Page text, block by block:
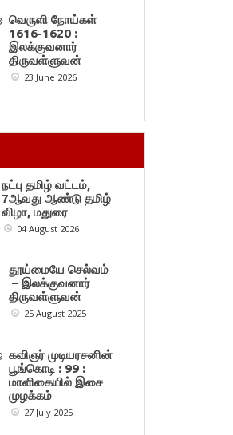
வெருளி நோய்கள்
1616-1620 :
இலக்குவனார்
திருவள்ளுவன்
23 June 2026
நட்பு தமிழ் வட்டம்,
7ஆவது ஆண்டு தமிழ்
விழா, மதுரை
04 August 2026
தூய்மையே செல்வம்
– இலக்குவனார்
திருவள்ளுவன்
25 August 2025
கவிஞர் முடியரசனின்
பூங்கொடி : 99 :
மாளிகையில் இசை
முழக்கம்
27 July 2025